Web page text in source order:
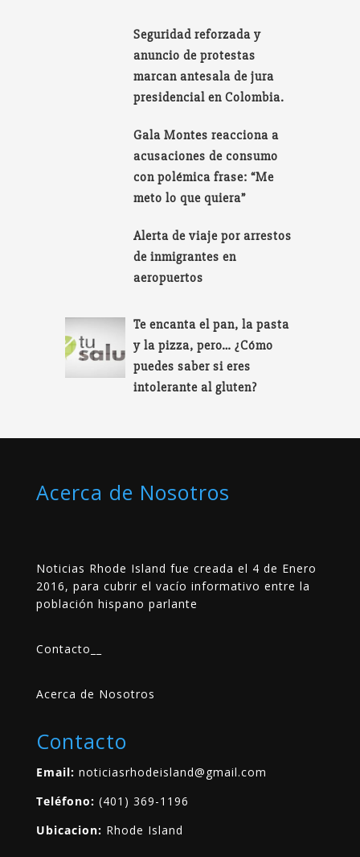
Seguridad reforzada y
anuncio de protestas
marcan antesala de jura
presidencial en Colombia.
Gala Montes reacciona a
acusaciones de consumo
con polémica frase: “Me
meto lo que quiera”
Alerta de viaje por arrestos
de inmigrantes en
aeropuertos
Te encanta el pan, la pasta
y la pizza, pero… ¿Cómo
puedes saber si eres
intolerante al gluten?
Acerca de Nosotros
Noticias Rhode Island fue creada el 4 de Enero
2016, para cubrir el vacío informativo entre la
población hispano parlante
Contacto
Acerca de Nosotros
Contacto
Email: noticiasrhodeisland@gmail.com
Teléfono: (401) 369-1196
Ubicacion: Rhode Island